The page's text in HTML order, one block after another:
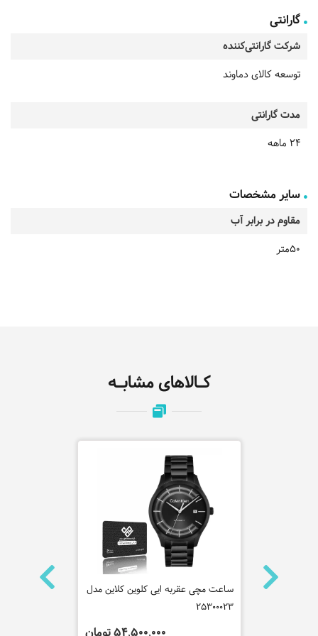
گارانتی
شرکت گارانتی‌کننده
توسعه کالای دماوند
مدت گارانتی
24 ماهه
سایر مشخصات
مقاوم در برابر آب
50متر
کـالاهای مشابـه
ساعت مچی عقربه ایی کلوین کلاین مدل
25300023
کلاین مدل